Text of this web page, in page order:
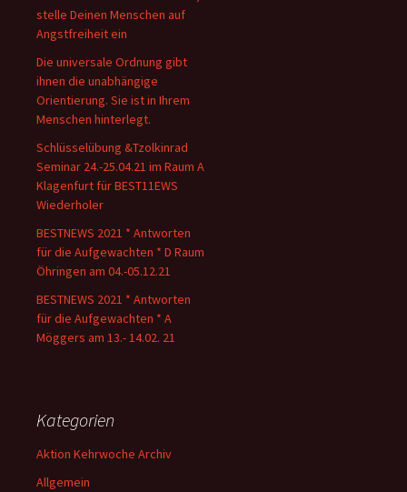
stelle Deinen Menschen auf
Angstfreiheit ein
Die universale Ordnung gibt
ihnen die unabhängige
Orientierung. Sie ist in Ihrem
Menschen hinterlegt.
Schlüsselübung &Tzolkinrad
Seminar 24.-25.04.21 im Raum A
Klagenfurt für BEST11EWS
Wiederholer
BESTNEWS 2021 * Antworten
für die Aufgewachten * D Raum
Öhringen am 04.-05.12.21
BESTNEWS 2021 * Antworten
für die Aufgewachten * A
Möggers am 13.- 14.02. 21
Kategorien
Aktion Kehrwoche Archiv
Allgemein